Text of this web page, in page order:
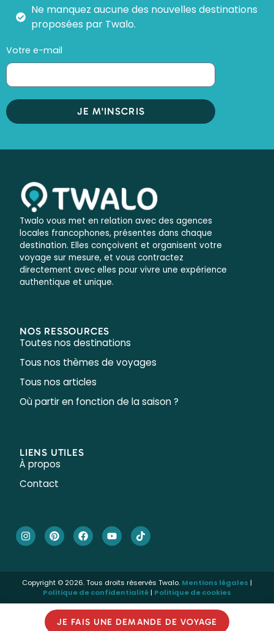
Ne manquez aucune des nouvelles destinations
proposées par Twalo.
Votre e-mail
JE M'INSCRIS
Twalo vous met en relation avec des agences
locales francophones, présentes dans chaque
destination. Elles conçoivent et organisent votre
voyage sur mesure, et vous contractez
directement avec elles pour vivre une expérience
authentique et unique.
NOS RESSOURCES
Toutes nos destinations
Tous nos thèmes de voyages
Tous nos articles
Où partir en fonction de la saison ?
LIENS UTILES
À propos
Contact
Copyright © 2026. Tous droits réservés Twalo. Mentions légales |
Politique de confidentialité| Politique de cookies
JE FAIS UNE DEMANDE DE VOYAGE